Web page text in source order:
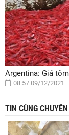
Argentina: Giá
08:57 09/12/2021
TIN CÙNG